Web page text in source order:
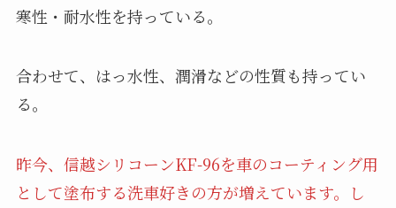
寒性・耐水性を持っている。
合わせて、はっ水性、潤滑などの性質も持ってい
る。
昨今、信越シリコーンKF-96を車のコーティング用
として塗布する洗車好きの方が増えています。し